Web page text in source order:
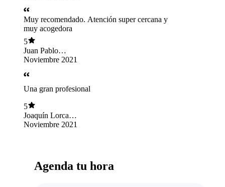
Muy recomendado. Atención super cercana y
muy acogedora
5
Juan Pablo
Gonzalez
Noviembre 2021
Una gran profesional
5
Joaquín Lorca
Arcila
Noviembre 2021
Agenda tu hora